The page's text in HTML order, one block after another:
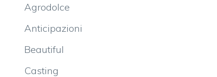
Agrodolce
Anticipazioni
Beautiful
Casting